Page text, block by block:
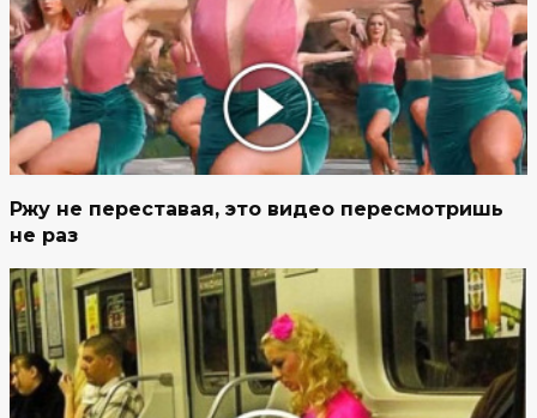
Ржу не переставая, это видео пересмотришь
не раз